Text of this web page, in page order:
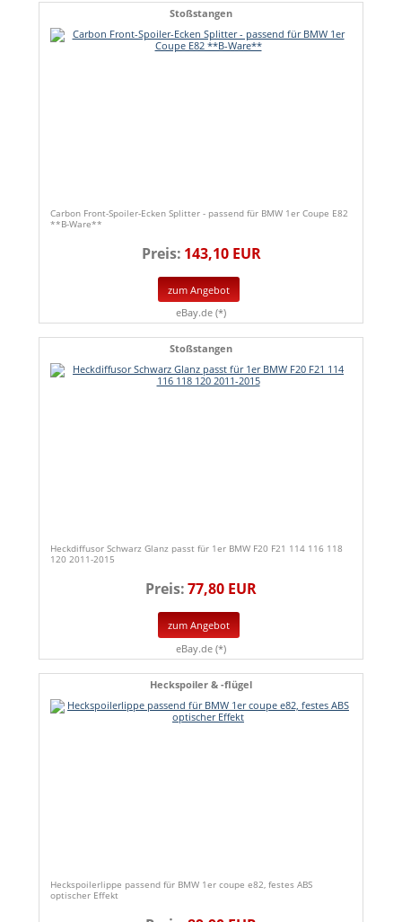
Stoßstangen
Carbon Front-Spoiler-Ecken Splitter - passend für BMW 1er Coupe E82
**B-Ware**
Preis: 143,10 EUR
zum Angebot
eBay.de (*)
Stoßstangen
Heckdiffusor Schwarz Glanz passt für 1er BMW F20 F21 114 116 118
120 2011-2015
Preis:77,80 EUR
zum Angebot
eBay.de (*)
Heckspoiler & -flügel
Heckspoilerlippe passend für BMW 1er coupe e82, festes ABS
optischer Effekt